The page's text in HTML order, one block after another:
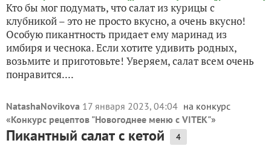
Кто бы мог подумать, что салат из курицы с
клубникой – это не просто вкусно, а очень вкусно!
Особую пикантность придает ему маринад из
имбиря и чеснока. Если хотите удивить родных,
возьмите и приготовьте! Уверяем, салат всем очень
понравится....
NatashaNovikova 17 января 2023, 04:04 на конкурс
«Конкурс рецептов "Новогоднее меню с VITEK"»
Пикантный салат с кетой 4